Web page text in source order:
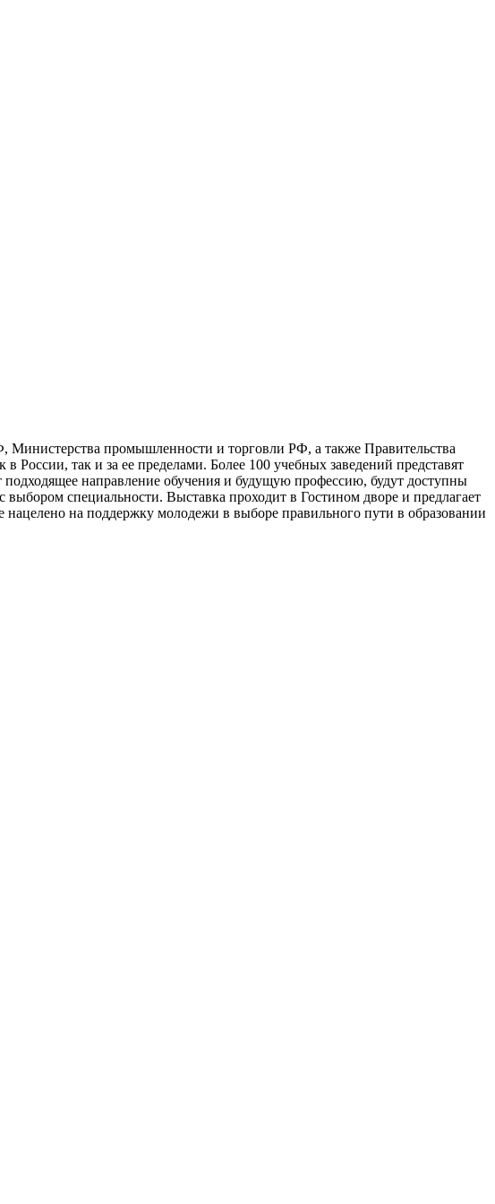
Министерства промышленности и торговли РФ, а также Правительства
России, так и за ее пределами. Более 100 учебных заведений представят
направление обучения и будущую профессию, будут доступны
специальности. Выставка проходит в Гостином дворе и предлагает
на поддержку молодежи в выборе правильного пути в образовании